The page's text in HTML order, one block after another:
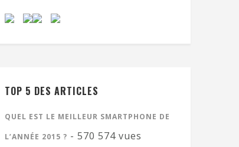
TOP 5 DES ARTICLES
QUEL EST LE MEILLEUR SMARTPHONE DE
L’ANNÉE 2015 ? - 570 574 vues